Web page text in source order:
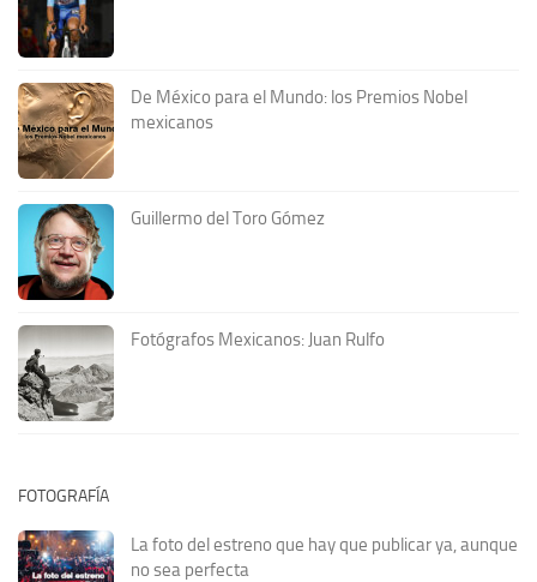
De México para el Mundo: los Premios Nobel
mexicanos
Guillermo del Toro Gómez
Fotógrafos Mexicanos: Juan Rulfo
FOTOGRAFÍA
La foto del estreno que hay que publicar ya, aunque
no sea perfecta